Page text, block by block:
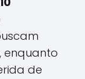
enquanto
de